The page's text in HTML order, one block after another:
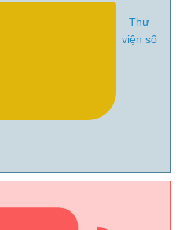
Thư
viện số